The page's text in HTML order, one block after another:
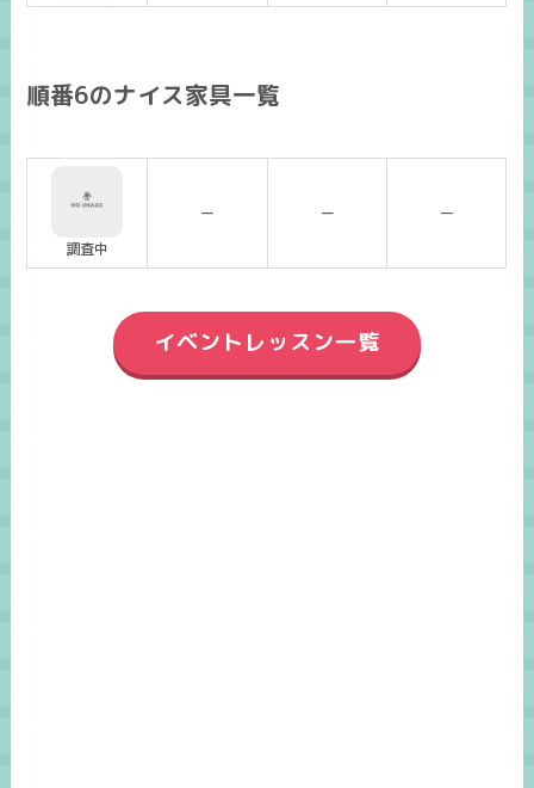
順番6のナイス家具一覧
調査中
ー ー ー
イベントレッスン一覧